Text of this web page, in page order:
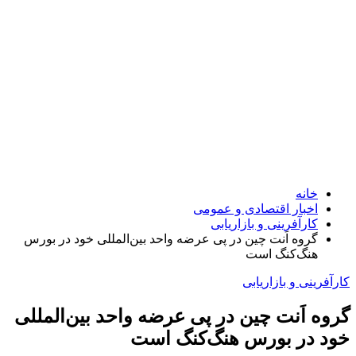
خانه
اخبار اقتصادی و عمومی
کارآفرینی و بازاریابی
گروه اَنت چین در پی عرضه واحد بین‌المللی خود در بورس
هنگ‌کنگ است
کارآفرینی و بازاریابی
گروه اَنت چین در پی عرضه واحد بین‌المللی
خود در بورس هنگ‌کنگ است